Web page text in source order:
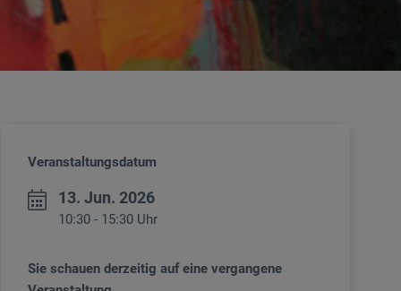
Veranstaltungsdatum
13. Jun. 2026
10:30 - 15:30 Uhr
Sie schauen derzeitig auf eine vergangene